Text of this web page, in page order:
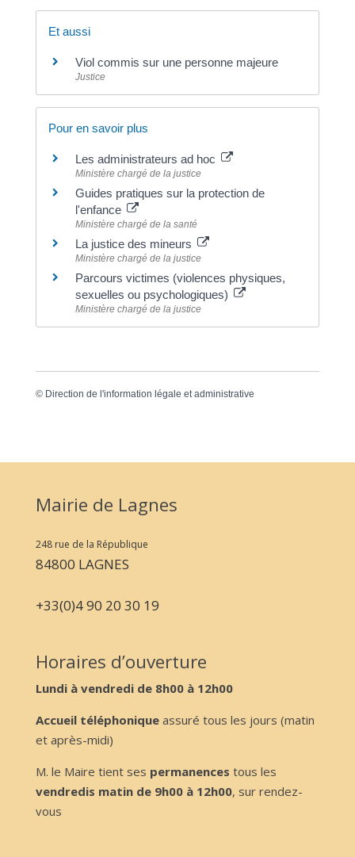
Et aussi
Viol commis sur une personne majeure
Justice
Pour en savoir plus
Les administrateurs ad hoc
Ministère chargé de la justice
Guides pratiques sur la protection de
l'enfance
Ministère chargé de la santé
La justice des mineurs
Ministère chargé de la justice
Parcours victimes (violences physiques,
sexuelles ou psychologiques)
Ministère chargé de la justice
© Direction de l'information légale et administrative
Mairie de Lagnes
248 rue de la République
84800 LAGNES
+33(0)4 90 20 30 19
Horaires d’ouverture
Lundi à vendredi de 8h00 à 12h00
Accueil téléphoniqueassuré tous les jours (matin
et après-midi)
M. le Maire tient ses permanences tous les
vendredis matin de 9h00 à 12h00, sur rendez-
vous